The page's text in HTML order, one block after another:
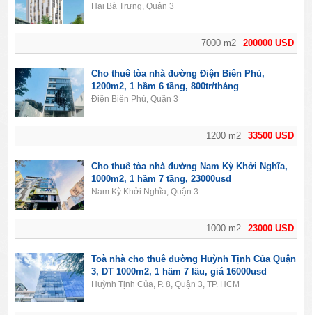
200000 USD
7000 m2
Hai Bà Trưng, Quận 3
33500 USD
1200 m2
Cho thuê tòa nhà đường Điện Biên Phủ,
1200m2, 1 hầm 6 tầng, 800tr/tháng
Điện Biên Phủ, Quận 3
23000 USD
1000 m2
Cho thuê tòa nhà đường Nam Kỳ Khởi Nghĩa,
1000m2, 1 hầm 7 tầng, 23000usd
Nam Kỳ Khởi Nghĩa, Quận 3
Toà nhà cho thuê đường Huỳnh Tịnh Của Quận
3, DT 1000m2, 1 hầm 7 lầu, giá 16000usd
Huỳnh Tịnh Của, P. 8, Quận 3, TP. HCM